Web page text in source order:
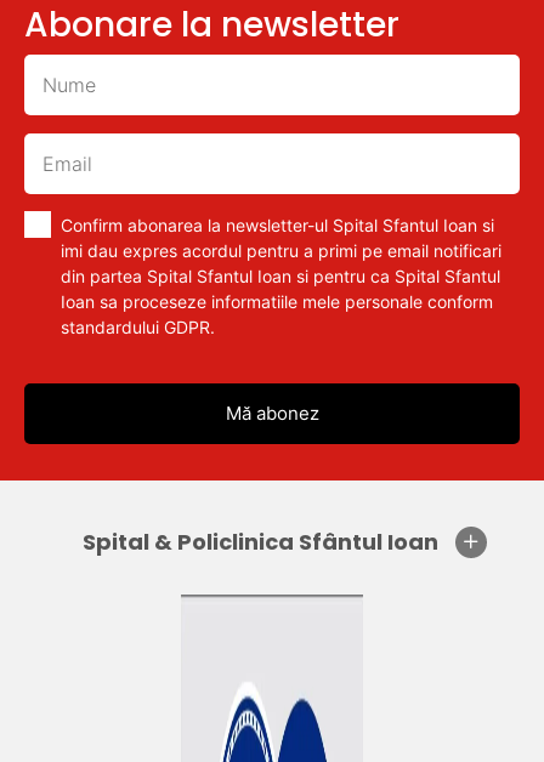
Abonare la newsletter
Confirm abonarea la newsletter-ul Spital Sfantul Ioan si
imi dau expres acordul pentru a primi pe email notificari
din partea Spital Sfantul Ioan si pentru ca Spital Sfantul
Ioan sa proceseze informatiile mele personale conform
standardului GDPR.
Spital & Policlinica Sfântul Ioan